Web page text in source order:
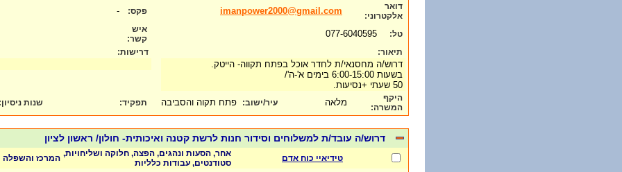
דואר
אלקטרוני:
imanpower2000@gmail.com פקס: -
טל:
איש
קשר:
תיאור:
דרוש/ה מחסנאי/ת לחדר אוכל בפתח תקווה- הייטק.
בשעות 6:00-15:00 בימים א'-ה'/
50 שעתי +נסיעות.
דרישות:
היקף
המשרה:
מלאה עיר/ישוב: פתח תקוה והסביבה תפקיד: שנות ניסיון:
דרוש/ה עובד/ת למשלוחים וסידור חנות לרשת קטנה ואיכותית- חולון/ ראשון לציון
טידיאיי כוח אדם
אחר, הסעות ונהגים, הפצה, חלוקה ושליחויות,
סטודנטים, עבודות כלליות
המרכז והשפלה